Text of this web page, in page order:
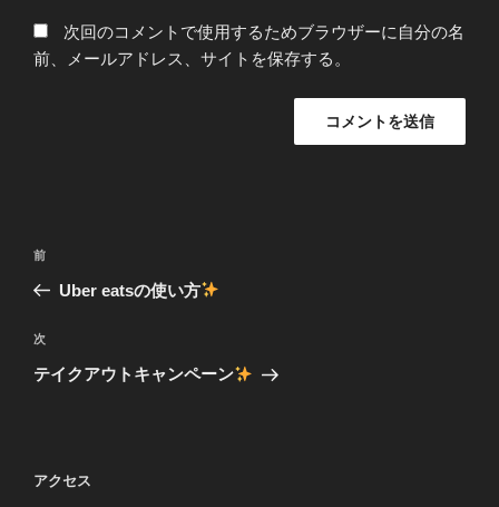
次回のコメントで使用するためブラウザーに自分の名
前、メールアドレス、サイトを保存する。
投
ビ
ゲ
ン
前
の
稿
前
Uber eatsの使い方
次
の
次
テイクアウトキャンペーン
アクセス